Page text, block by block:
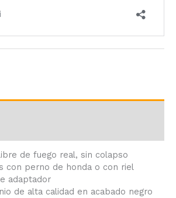
de fuego real, sin colapso
con perno de honda o con riel
adaptador
de alta calidad en acabado negro